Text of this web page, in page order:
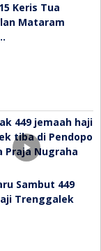
Keris Tua
Mataram
Sambut 449
Trenggalek